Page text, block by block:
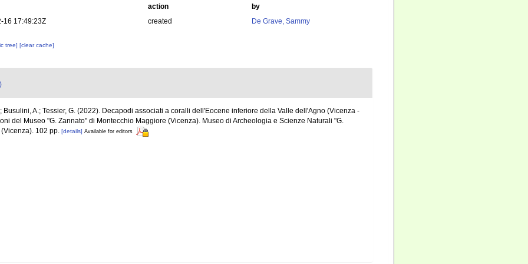
action
by
16 17:49:23Z
created De Grave, Sammy
tree][clear cache]
Busulini, A.; Tessier, G. (2022). Decapodi associati a coralli dell'Eocene inferiore della Valle dell'Agno (Vicenza -
del Museo "G. Zannato" di Montecchio Maggiore (Vicenza). Museo di Archeologia e Scienze Naturali "G.
102 pp. [details] Available for editors